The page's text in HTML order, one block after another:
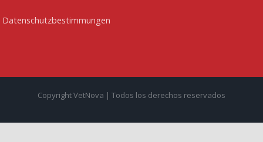
Datenschutzbestimmungen
Copyright VetNova | Todos los derechos reservados